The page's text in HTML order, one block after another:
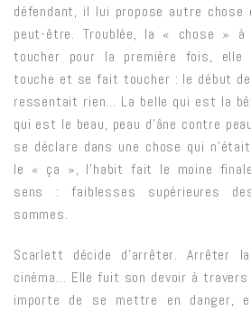
défendant, il lui propose autre chose
peut-être. Troublée, la « chose »
toucher pour la première fois, elle
touche et se fait toucher : le début
ressentait rien… La belle qui est la
qui est le beau, peau d’âne contre
se déclare dans une chose qui
le « ça », l’habit fait le moine
sens : faiblesses supérieures
sommes.
Scarlett décide d’arrêter. Arrêter
cinéma… Elle fuit son devoir à
importe de se mettre en danger,